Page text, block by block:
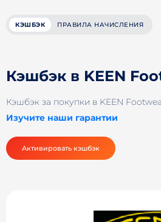
КЭШБЭК ПРАВИЛА НАЧИСЛЕНИЯ
Кэшбэк в KEEN
Кэшбэк за покупки в KEEN
Изучите наши гарантии
Активировать кэшбэк